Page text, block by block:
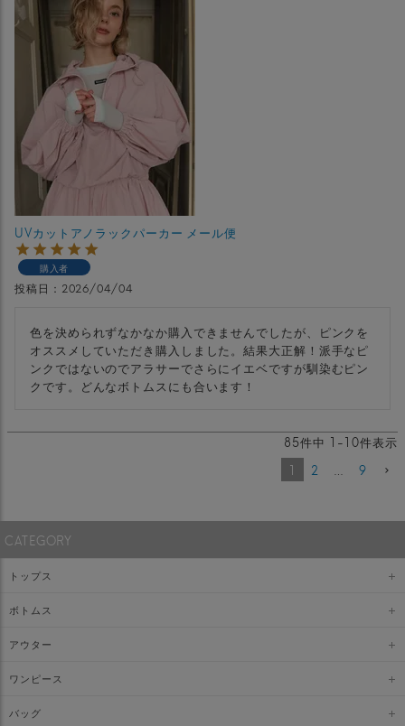
UVカットアノラックパーカー メール便
購入者
投稿日 2026/04/04
色を決められずなかなか購入できませんでしたが、ピンクを
オススメしていただき購入しました。結果大正解！派手なピ
ンクではないのでアラサーでさらにイエベですが馴染むピン
クです。どんなボトムスにも合います！
85件中 1 -10件表示
1
2 9
CATEGORY
トップス
ボトムス
アウター
ワンピース
バッグ